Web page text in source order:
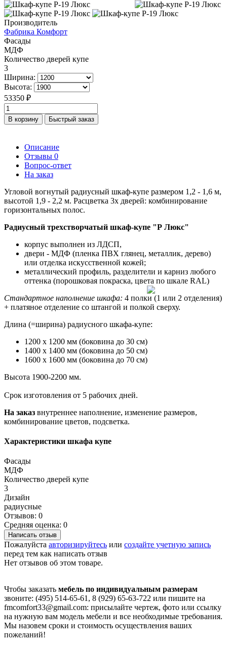
Производитель
Фабрика Комфорт
Фасады
МДФ
Количество дверей купе
3
Ширина:
Высота:
53350 ₽
В корзину Быстрый заказ
Описание
Отзывы 0
Вопрос-ответ
На заказ
Угловой вогнутый радиусный шкаф-купе размером 1,2 - 1,6 м,
высотой 1,9 - 2,2 м. Расцветка 3х дверей: комбинирование
горизонтальных полос.
Радиусный трехстворчатый шкаф-купе "Р Люкс"
корпус выполнен из ЛДСП,
двери - МДФ (пленка ПВХ глянец, металлик, дерево)
или отделка искусственной кожей;
металлический профиль, разделители и карниз любого
оттенка (порошковая покраска, цвета по шкале RAL)
Стандартное наполнение шкафа: 4 полки (1 или 2 отделения)
+ платяное отделение со штангой и полкой сверху.
Длина (=ширина) радиусного шкафа-купе:
1200 х 1200 мм (боковина до 30 см)
1400 х 1400 мм (боковина до 50 см)
1600 х 1600 мм (боковина до 70 см)
Высота 1900-2200 мм.
Срок изготовления от 5 рабочих дней.
На заказ внутреннее наполнение, изменение размеров,
комбинирование цветов, подсветка.
Характеристики шкафа купе
Фасады
МДФ
Количество дверей купе
3
Дизайн
радиусные
Отзывов: 0
Средняя оценка: 0
Написать отзыв
Пожалуйста авторизируйтесь или создайте учетную запись
перед тем как написать отзыв
Нет отзывов об этом товаре.
Чтобы заказать мебель по индивидуальным размерам
звоните: (495) 514-65-61, 8 (929) 65-63-722 или пишите на
fmcomfort33@gmail.com: присылайте чертеж, фото или ссылку
на нужную вам модель мебели и все необходимые требования.
Мы назовем сроки и стоимость осуществления ваших
пожеланий!